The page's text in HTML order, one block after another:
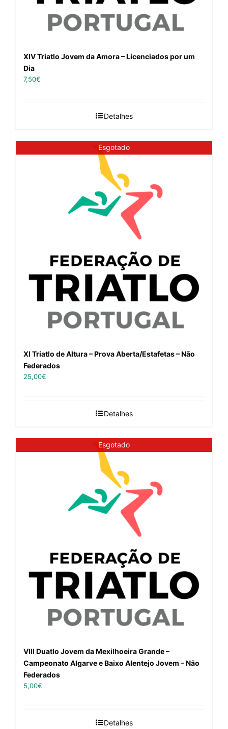
XIV Triatlo Jovem da Amora – Licenciados por um
Dia
7,50€
Detalhes
Esgotado
XI Triatlo de Altura – Prova Aberta/Estafetas – Não
Federados
25,00€
Detalhes
Esgotado
VIII Duatlo Jovem da Mexilhoeira Grande –
Campeonato Algarve e Baixo Alentejo Jovem – Não
Federados
5,00€
Detalhes